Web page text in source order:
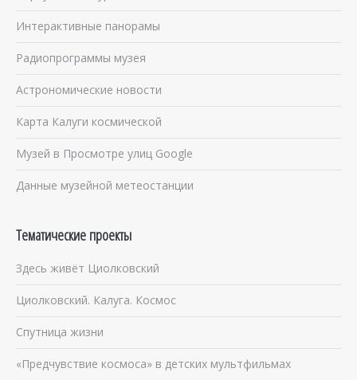
Интерактивные панорамы
Радиопрограммы музея
Астрономические новости
Карта Калуги космической
Музей в Просмотре улиц Google
Данные музейной метеостанции
Тематические проекты
Здесь живёт Циолковский
Циолковский. Калуга. Космос
Спутница жизни
«Предчувствие космоса» в детских мультфильмах